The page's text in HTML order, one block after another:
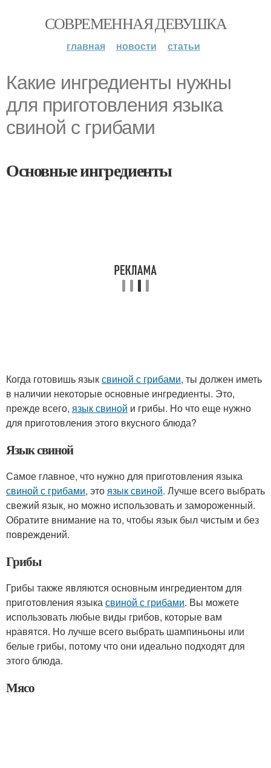
СОВРЕМЕННАЯ ДЕВУШКА
главная новости статьи
Какие ингредиенты нужны
для приготовления языка
свиной с грибами
Основные ингредиенты
Когда готовишь языксвиной с грибами, ты должен иметь
в наличии некоторые основные ингредиенты. Это,
прежде всего, язык свиной и грибы. Но что еще нужно
для приготовления этого вкусного блюда?
Язык свиной
Самое главное, что нужно для приготовления языка
свиной с грибами, этоязык свиной. Лучше всего выбрать
свежий язык, но можно использовать и замороженный.
Обратите внимание на то, чтобы язык был чистым и без
повреждений.
Грибы
Грибы также являются основным ингредиентом для
приготовления языкасвиной с грибами. Вы можете
использовать любые виды грибов, которые вам
нравятся. Но лучше всего выбрать шампиньоны или
белые грибы, потому что они идеально подходят для
этого блюда.
Мясо